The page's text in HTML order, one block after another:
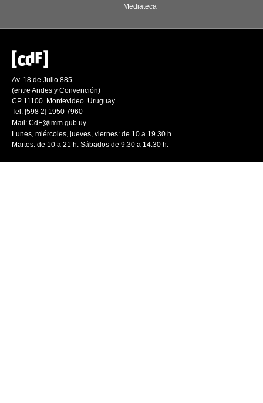
Mediateca
Av. 18 de Julio 885
(entre Andes y Convención)
CP 11100. Montevideo. Uruguay
Tel: [598 2] 1950 7960
Mail: CdF@imm.gub.uy
Lunes, miércoles, jueves, viernes: de 10 a 19.30 h.
Martes: de 10 a 21 h. Sábados de 9.30 a 14.30 h.